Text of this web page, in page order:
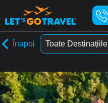
Înapoi Toate Destinațiile